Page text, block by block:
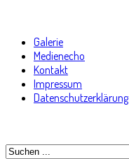
Galerie
Medienecho
Kontakt
Impressum
Datenschutzerklärung